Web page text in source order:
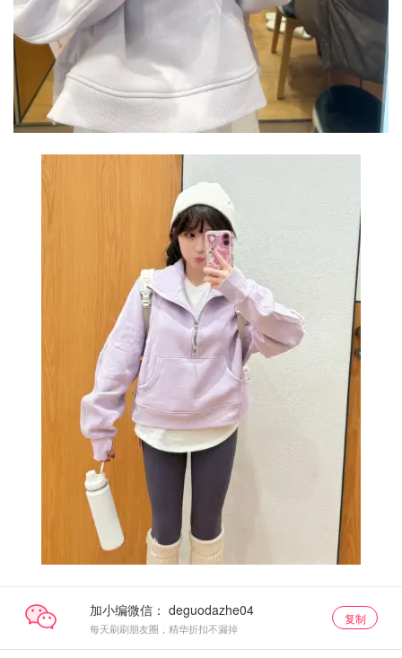
加小编微信：
每天刷刷朋友圈，精华折扣不漏掉
复制